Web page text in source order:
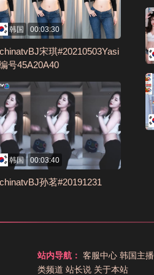
韩国 00:03:30
宋琪#20210503Yasi
号45A20A40
韩国 00:03:40
孙茗#20191231
站内导航： 客服中心 韩国主播
类频道 站长说 关于本站